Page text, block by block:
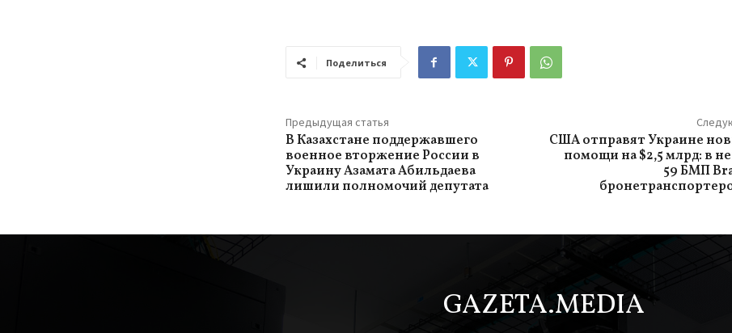
Поделиться
Предыдущая статья
В Казахстане поддержавшего
военное вторжение России в
Украину Азамата Абильдаева
лишили полномочий депутата
США отправят Украине
помощи на $2,5 млрд: в
59 БМП
GAZETA.MEDIA